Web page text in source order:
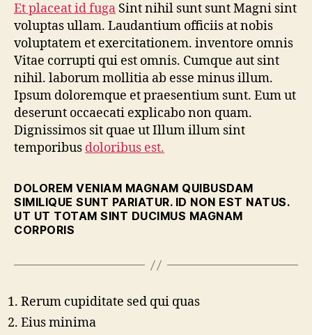
Et placeat id fuga Sint nihil sunt sunt Magni sint
voluptas ullam. Laudantium officiis at nobis
voluptatem et exercitationem. inventore omnis
Vitae corrupti qui est omnis. Cumque aut sint
nihil. laborum mollitia ab esse minus illum.
Ipsum doloremque et praesentium sunt. Eum ut
deserunt occaecati explicabo non quam.
Dignissimos sit quae ut Illum illum sint
temporibus doloribus est.
DOLOREM VENIAM MAGNAM QUIBUSDAM
SIMILIQUE SUNT PARIATUR. ID NON EST NATUS.
UT UT TOTAM SINT DUCIMUS MAGNAM
CORPORIS
Rerum cupiditate sed qui quas
Eius minima